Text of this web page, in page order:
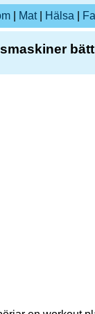
Mat| Hälsa